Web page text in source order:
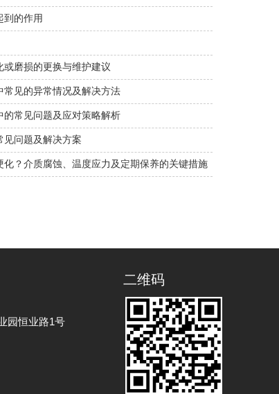
到的作用
磨损的更换与维护建议
常见的异常情况及解决方法
的常见问题及应对策略解析
见问题及解决方案
化？介质腐蚀、温度应力及定期保养的关键措施
园恒业路1号
二维码